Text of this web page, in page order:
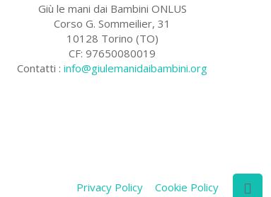
Giù le mani dai Bambini ONLUS
Corso G. Sommeilier, 31
10128 Torino (TO)
CF: 97650080019
Contatti :info@giulemanidaibambini.org
Privacy Policy Cookie Policy